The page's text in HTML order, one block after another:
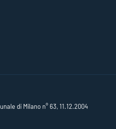
di Milano n° 63, 11.12.2004